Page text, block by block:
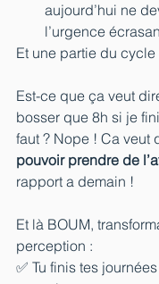
aujourd’hui ne
l’urgence
Et une partie du cycle
Est-ce que ça veut
bosser que 8h si je
faut ? Nope ! Ca veut
pouvoir prendre de
rapport a demain !
Et là BOUM,
perception :
✅ Tu finis tes